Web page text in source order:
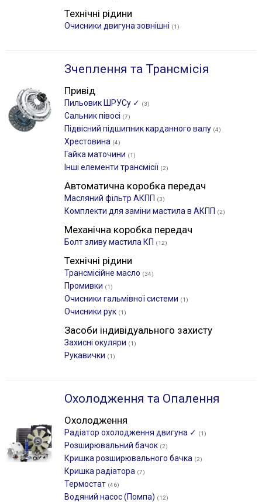
Технічні рідини
Очисники двигуна зовнішні (1)
Зчеплення та Трансмісія
Привід
Пильовик ШРУСу ✓ (3)
Сальник півосі (7)
Підвісний підшипник карданного валу (4)
Хрестовина (4)
Гайка маточини (1)
Інші елементи трансмісії (2)
Автоматична коробка передач
Масляний фільтр АКПП (3)
Комплекти для заміни мастила в АКПП (2)
Механічна коробка передач
Болт зливу мастила КП (12)
Технічні рідини
Трансмісійне масло (34)
Промивки (1)
Очисники гальмівної системи (1)
Очисники рук (1)
Засоби індивідуального захисту
Захисні окуляри (1)
Рукавички (1)
Охолодження та Опалення
Охолодження
Радіатор охолодження двигуна ✓ (1)
Розширювальний бачок (2)
Кришка розширювального бачка (2)
Кришка радіатора (7)
Термостат (46)
Водяний насос (Помпа) (12)